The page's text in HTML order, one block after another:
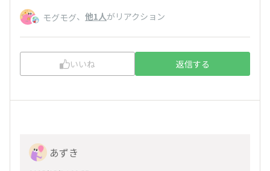
モグモグ、 他1人がリアクション
いいね 返信する
あずき